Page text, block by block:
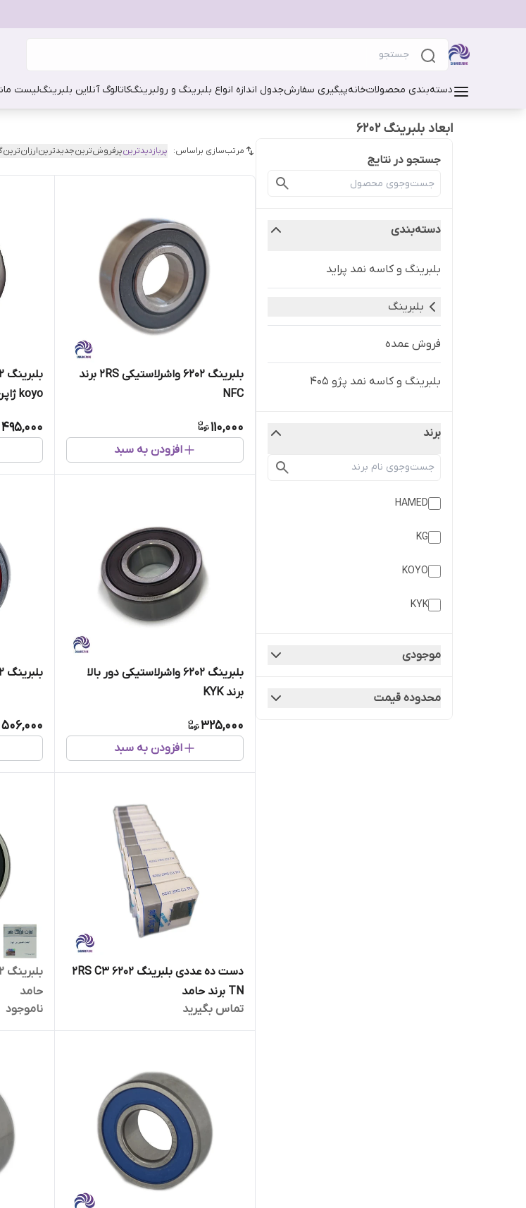
دسته‌بندی محصولاتخانهپیگیری سفارشجدول اندازه انواع بلبرینگ و رولبرینگکاتالوگ آنلاین بلبرینگلیست
ابعاد بلبرینگ 6202
جستجو در نتایج
دسته‌بندی
بلبرینگ و کاسه نمد پراید
بلبرینگ
فروش عمده
بلبرینگ و کاسه نمد پژو 405
برند
HAMED
KG
KOYO
KYK
P2P
موجودی
محدوده قیمت
مرتب‌سازی براساس: پربازدیدترینپرفروش‌ترینجدیدترینارزان‌ترین
بلبرینگ 6202 واشرلاستیکی 2RS برند
NFC
110,000
افزودن به سبد
koyo ژاپن اصلی
495,000
بلبرینگ 6202 واشرلاستیکی دور بالا
برند KYK
325,000
افزودن به سبد
بلبرینگ ۶۲۰۲ 2rs برند TPI اصلی
506,000
دست ده عددی بلبرینگ 6202 2RS C3
TN برند حامد
تماس بگیرید
حامد
ناموجود